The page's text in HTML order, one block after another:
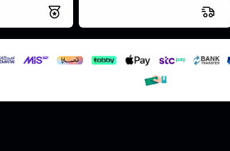
اسحب و افلت الملف هنا
استعراض
نتميز